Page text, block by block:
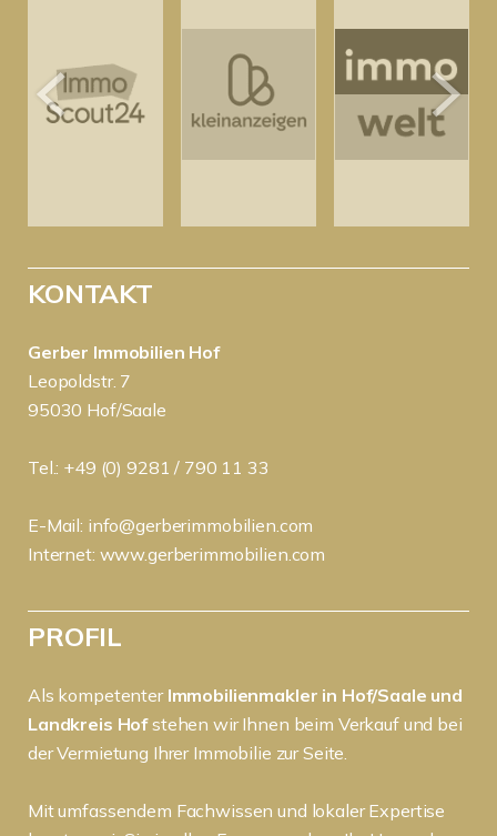
KONTAKT
Gerber Immobilien Hof
Leopoldstr. 7
95030 Hof/Saale
Tel.: +49 (0) 9281 / 790 11 33
E-Mail: info@gerberimmobilien.com
Internet: www.gerberimmobilien.com
PROFIL
Als kompetenter Immobilienmakler in Hof/Saale und
Landkreis Hofstehen wir Ihnen beim Verkauf und bei
der Vermietung Ihrer Immobilie zur Seite.
Mit umfassendem Fachwissen und lokaler Expertise